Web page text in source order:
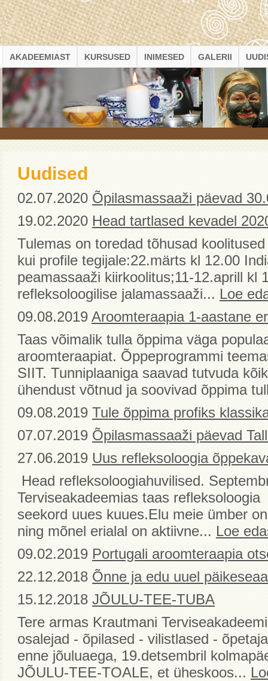
AKADEEMIAST KURSUSED INIMESED GALERII
Uudised
02.07.2020 Õpilasmassaaži päevad
19.02.2020 Head tartlased kevadel
Tulemas on toredad tõhusad
kui profile tegijale:22.märts kl 12.00
peamassaaži kiirkoolitus;11-12.aprill kl
refleksoloogilise jalamassaaži... Loe
09.08.2019 Aroomteraapia 1-aastane
Taas võimalik tulla õppima väga
aroomteraapiat. Õppeprogrammi
SIIT. Tunniplaaniga saavad tutvuda
ühendust võtnud ja soovivad õppima
09.08.2019 Tule õppima profiks
07.07.2019 Õpilasmassaaži päevad
27.06.2019 Uus refleksoloogia
Head refleksoloogiahuvilised.
Terviseakadeemias taas
seekord uues kuues.Elu meie ümber
ning mõnel erialal on aktiivne... Loe
09.02.2019 Portugali aroomteraapia
22.12.2018 Õnne ja edu uuel
15.12.2018 JÕULU-TEE-TUBA
Tere armas Krautmani
osalejad - õpilased - vilistlased -
enne jõuluaega, 19.detsembril
JÕULU-TEE-TOALE, et üheskoos...